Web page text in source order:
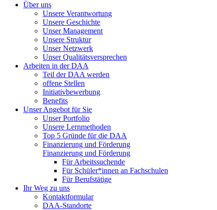
Über uns
Unsere Verantwortung
Unsere Geschichte
Unser Management
Unsere Struktur
Unser Netzwerk
Unser Qualitätsversprechen
Arbeiten in der DAA
Teil der DAA werden
offene Stellen
Initiativbewerbung
Benefits
Unser Angebot für Sie
Unser Portfolio
Unsere Lernmethoden
Top 5 Gründe für die DAA
Finanzierung und Förderung
Finanzierung und Förderung
Für Arbeitssuchende
Für Schüler*innen an Fachschulen
Für Berufstätige
Ihr Weg zu uns
Kontaktformular
DAA-Standorte